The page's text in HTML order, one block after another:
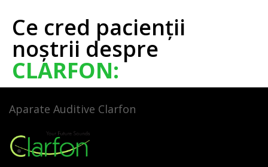
Ce cred pacienții
noștrii despre
CLARFON:
Aparate Auditive Clarfon